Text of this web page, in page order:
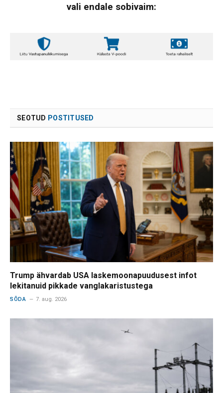
vali endale sobivaim:
SEOTUD POSTITUSED
Trump ähvardab USA laskemoonapuudusest infot
lekitanuid pikkade vanglakaristustega
SÕDA 7. aug. 2026